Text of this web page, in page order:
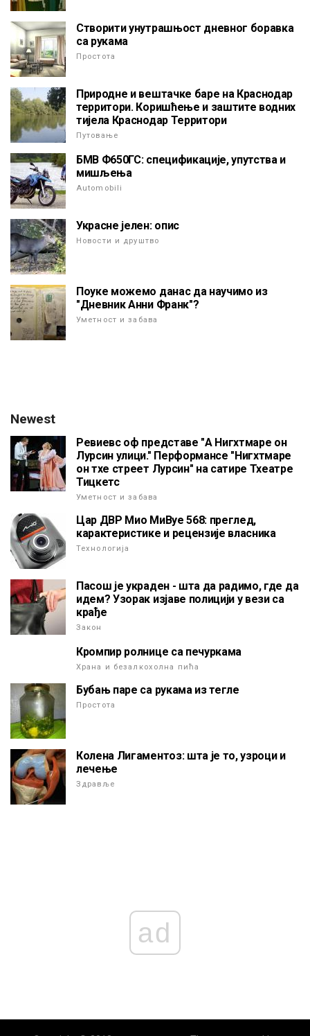
Створити унутрашњост дневног боравка
са рукама
Простота
Природне и вештачке баре на Краснодар
территори. Коришћење и заштите водних
тијела Краснодар Территори
Путовање
БМВ Ф650ГС: спецификације, упутства и
мишљења
Automobili
Украсне јелен: опис
Новости и друштво
Поуке можемо данас да научимо из
"Дневник Анни Франк"?
Уметност и забава
Newest
Ревиевс оф представе "А Нигхтмаре он
Лурсин улици." Перформансе "Нигхтмаре
он тхе стреет Лурсин" на сатире Тхеатре
Тицкетс
Уметност и забава
Цар ДВР Мио МиВуе 568: преглед,
карактеристике и рецензије власника
Технологија
Пасош је украден - шта да радимо, где да
идем? Узорак изјаве полицији у вези са
крађе
Закон
Кромпир ролнице са печуркама
Храна и безалкохолна пића
Бубањ паре са рукама из тегле
Простота
Колена Лигаментоз: шта је то, узроци и
лечење
Здравље
ad